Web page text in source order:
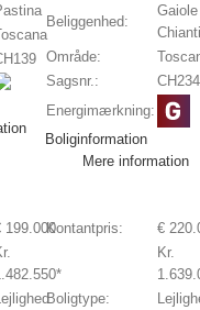
Beliggenhed:
Chianti
Område:
Sagsnr.:
CH234
Energimærkning:
Boliginformation
Mere information
199.000
Lejlighed
Kontantpris:
€
Kr.
Boligtype: